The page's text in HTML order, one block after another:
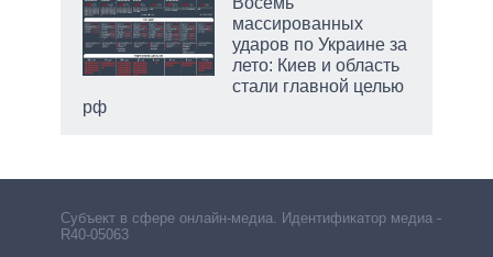
массированных
ударов по Украине за
лето: Киев и область
стали главной целью
рф
Субъект в сфере онлайн-медиа. Идентификатор медиа –
R40-05063